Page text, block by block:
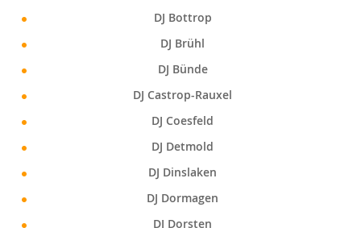
DJ Bottrop
DJ Brühl
DJ Bünde
DJ Castrop-Rauxel
DJ Coesfeld
DJ Detmold
DJ Dinslaken
DJ Dormagen
DJ Dorsten